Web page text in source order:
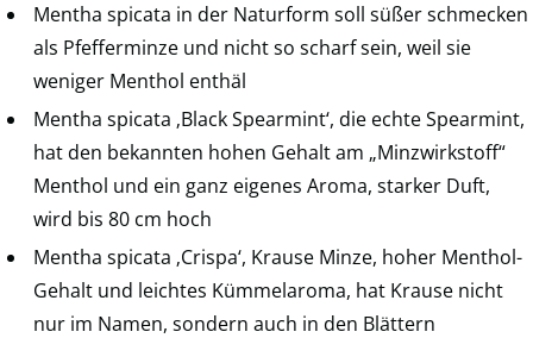
Mentha spicata in der Naturform soll süßer schmecken
als Pfefferminze und nicht so scharf sein, weil sie
weniger Menthol enthäl
Mentha spicata ‚Black Spearmint‘, die echte Spearmint,
hat den bekannten hohen Gehalt am „Minzwirkstoff“
Menthol und ein ganz eigenes Aroma, starker Duft,
wird bis 80 cm hoch
Mentha spicata ‚Crispa‘, Krause Minze, hoher Menthol-
Gehalt und leichtes Kümmelaroma, hat Krause nicht
nur im Namen, sondern auch in den Blättern